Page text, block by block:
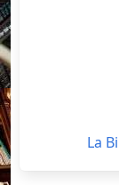
La